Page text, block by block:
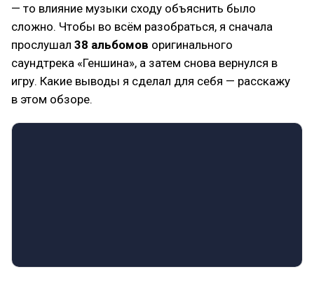
— то влияние музыки сходу объяснить было
сложно. Чтобы во всём разобраться, я сначала
прослушал 38 альбомов оригинального
саундтрека «Геншина», а затем снова вернулся в
игру. Какие выводы я сделал для себя — расскажу
в этом обзоре.